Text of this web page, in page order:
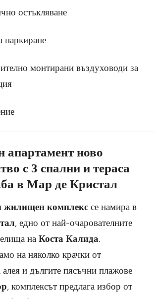
остъкляване
паркиране
монтирани въздуховоди за
апартамент ново
с 3 спални и тераса
в Мар де Кристал
жилищен комплекс се намира в
, едно от най-очарователните
на Коста Калида.
на няколко крачки от
и дългите пясъчни плажове
, комплексът предлага избор от